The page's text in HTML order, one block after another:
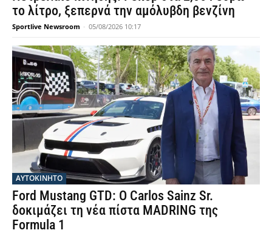
το λίτρο, ξεπερνά την αμόλυβδη βενζίνη
Sportlive Newsroom - 05/08/2026 10:17
ΑΥΤΟΚΙΝΗΤΟ
Ford Mustang GTD: Ο Carlos Sainz Sr.
δοκιμάζει τη νέα πίστα MADRING της
Formula 1